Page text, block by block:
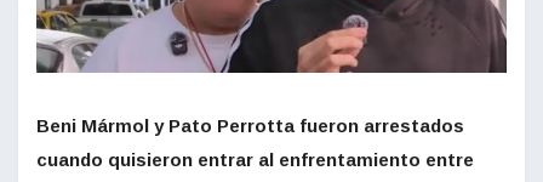
Beni Mármol y Pato Perrotta fueron arrestados
cuando quisieron entrar al enfrentamiento entre